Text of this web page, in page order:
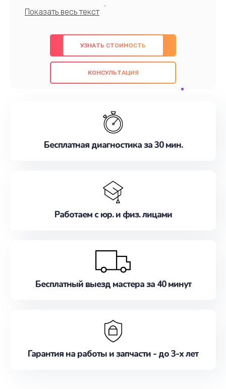
профессионалов с обширными знаниями и
предлагаем быстрый и качественный ремонт с
использованием оригинальных компонентов, а
также гарантируем качество всех
проведенных работ. Наша цель - предоставить
наилучшим образом. Не медлите записаться на
УЗНАТЬ СТОИМОСТЬ
КОНСУЛЬТАЦИЯ
Бесплатная диагностика за 30 мин.
Работаем с юр. и физ. лицами
Бесплатный выезд мастера за 40 минут
Гарантия на работы и запчасти - до 3-х лет